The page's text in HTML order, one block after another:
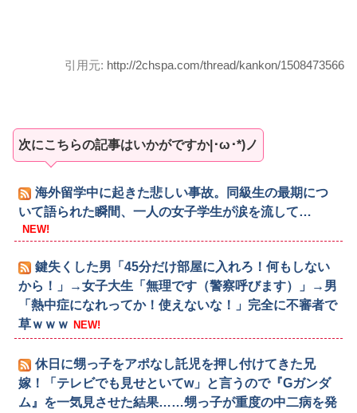
引用元: http://2chspa.com/thread/kankon/1508473566
次にこちらの記事はいかがですか|･ω･*)ノ
海外留学中に起きた悲しい事故。同級生の最期につ
いて語られた瞬間、一人の女子学生が涙を流して…
NEW!
鍵失くした男「45分だけ部屋に入れろ！何もしない
から！」→女子大生「無理です（警察呼びます）」→男
「熱中症になれってか！使えないな！」完全に不審者で
草ｗｗｗ NEW!
休日に甥っ子をアポなし託児を押し付けてきた兄
嫁！「テレビでも見せといてw」と言うので『Gガンダ
ム』を一気見させた結果……甥っ子が重度の中二病を発